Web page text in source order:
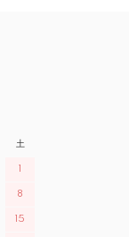
土
1
8
15